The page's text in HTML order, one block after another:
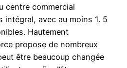
centre commercial
intégral, avec au moins 1. 5
Hautement
propose de nombreux
être beaucoup changée